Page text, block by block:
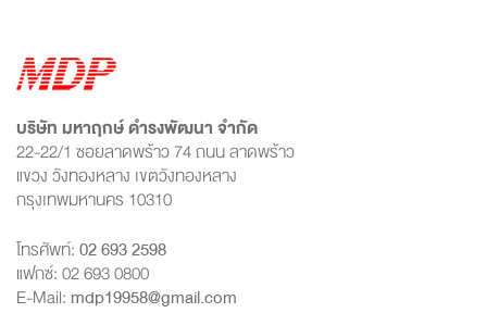
บริษัท มหาฤกษ์ ดำรงพัฒนา จำกัด
22-22/1 ซอยลาดพร้าว 74 ถนน ลาดพร้าว
แขวง วังทองหลาง เขตวังทองหลาง
กรุงเทพมหานคร 10310
โทรศัพท์:02 693 2598
แฟกซ์: 02 693 0800
E-Mail: mdp19958@gmail.com